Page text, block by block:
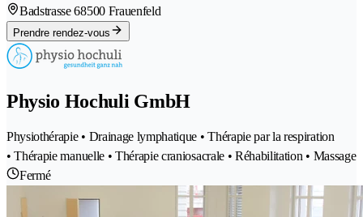
Badstrasse 68500 Frauenfeld
Prendre rendez-vous
Physio Hochuli GmbH
Physiothérapie • Drainage lymphatique • Thérapie par la respiration
• Thérapie manuelle • Thérapie craniosacrale • Réhabilitation • Massage
Fermé